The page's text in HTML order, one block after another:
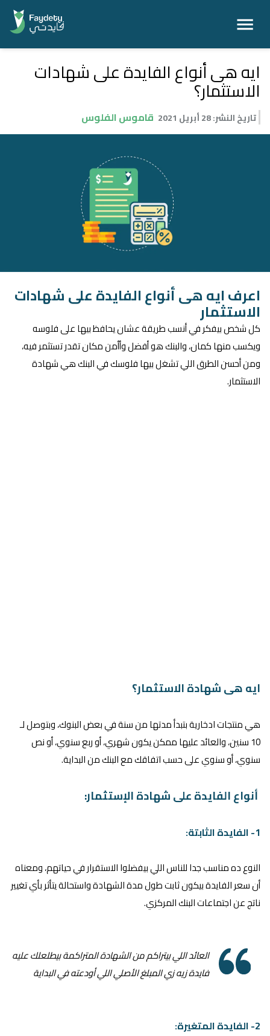
ايه هى أنواع الفايدة على شهادات
الاستثمار؟
تاريخ النشر:28 أبريل 2021 قاموس الفلوس
اعرف ايه هى أنواع الفايدة على شهادات
الاستثمار
كل شخص بيفكر في أنسب طريقة عشان يحافظ بيها على فلوسه
ويكسب منها كمان، والبنك هو أفضل وأأمن مكان تقدر تستثمر فيه،
ومن أحسن الطرق اللي تشغل بيها فلوسك في البنك هي شهادة
الاستثمار.
ايه هى شهادة الاستثمار؟
هي منتجات ادخارية بتبدأ مدتها من سنة في بعض البنوك، وبتوصل لـ
10 سنين، والعائد عليها ممكن يكون شهري، أو ربع سنوي، أو نص
سنوي، أو سنوي على حسب اتفاقك مع البنك من البداية.
أنواع الفايدة على شهادة الإستثمار:
1- الفايدة الثابتة:
النوع ده مناسب جدا للناس اللي بيفضلوا الاستقرار في حياتهم، ومعناه
أن سعر الفايدة بيكون ثابت طول مدة الشهادة واستحالة يتأثر بأي تغيير
ناتج عن اجتماعات البنك المركزي.
العائد اللي بيتراكم من الشهادة المتراكمة بيطلعلك عليه
فايدة زيه زي المبلغ الأصلي اللي أودعته في البداية
2- الفايدة المتغيرة: